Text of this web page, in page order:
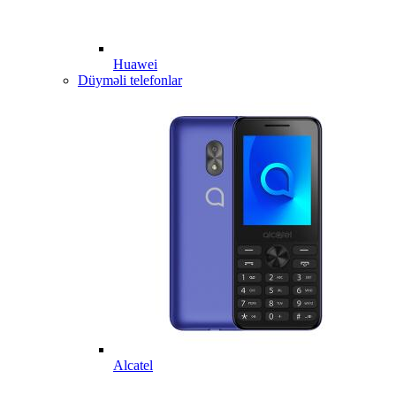
Huawei
Düyməli telefonlar
Alcatel